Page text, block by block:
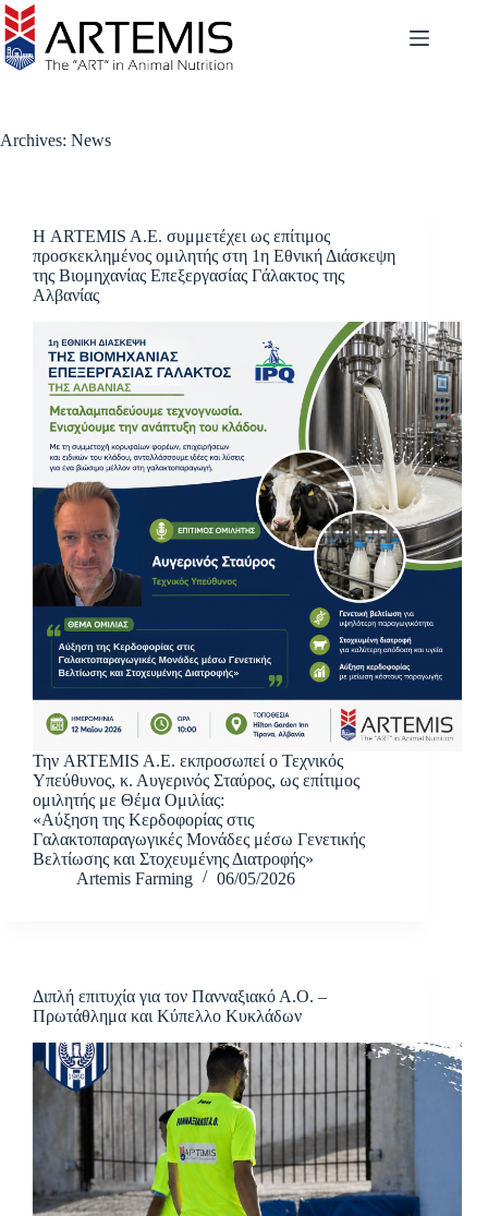
Archives: News
Η ARTEMIS A.E. συμμετέχει ως επίτιμος
προσκεκλημένος ομιλητής στη 1η Εθνική Διάσκεψη
της Βιομηχανίας Επεξεργασίας Γάλακτος της
Αλβανίας
Την ARTEMIS A.E. εκπροσωπεί ο Τεχνικός
Υπεύθυνος, κ. Αυγερινός Σταύρος, ως επίτιμος
ομιλητής με Θέμα Ομιλίας:
«Αύξηση της Κερδοφορίας στις
Γαλακτοπαραγωγικές Μονάδες μέσω Γενετικής
Βελτίωσης και Στοχευμένης Διατροφής»
Artemis Farming
06/05/2026
Διπλή επιτυχία για τον Πανναξιακό Α.Ο. –
Πρωτάθλημα και Κύπελλο Κυκλάδων